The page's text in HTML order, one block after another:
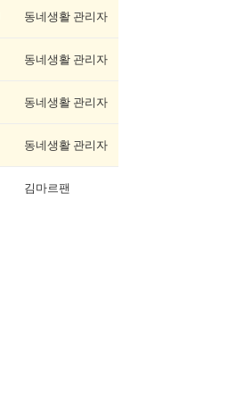
동네생활 관리자
동네생활 관리자
동네생활 관리자
동네생활 관리자
김마르팬